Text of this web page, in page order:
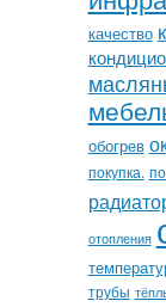
качество
обогрев
покупка.
отопления
трубы